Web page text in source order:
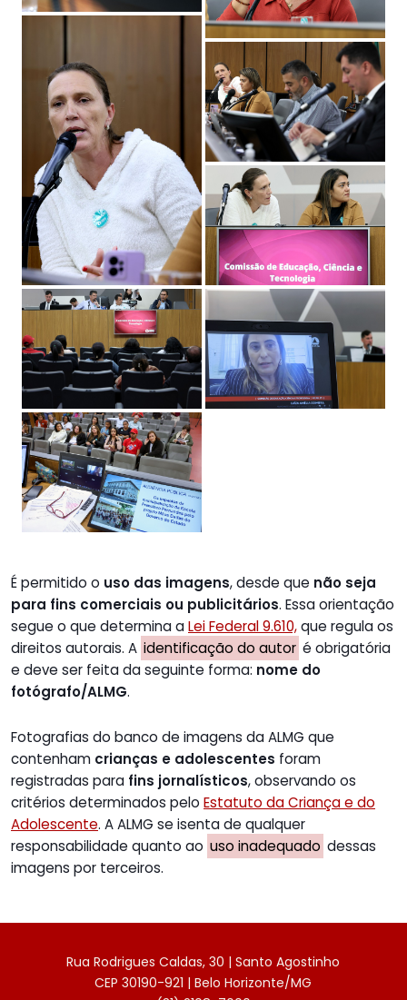
É permitido o uso das imagens, desde que não seja
para fins comerciais ou publicitários. Essa orientação
segue o que determina aLei Federal 9.610,que regula os
direitos autorais. A identificação do autor é obrigatória
e deve ser feita da seguinte forma: nome do
fotógrafo/ALMG.
Fotografias do banco de imagens da ALMG que
contenham crianças e adolescentes foram
registradas para fins jornalísticos, observando os
critérios determinados pelo Estatuto da Criança e do
Adolescente. A ALMG se isenta de qualquer
responsabilidade quanto ao uso inadequado dessas
imagens por terceiros.
Rua Rodrigues Caldas, 30 | Santo Agostinho
CEP 30190-921 | Belo Horizonte/MG